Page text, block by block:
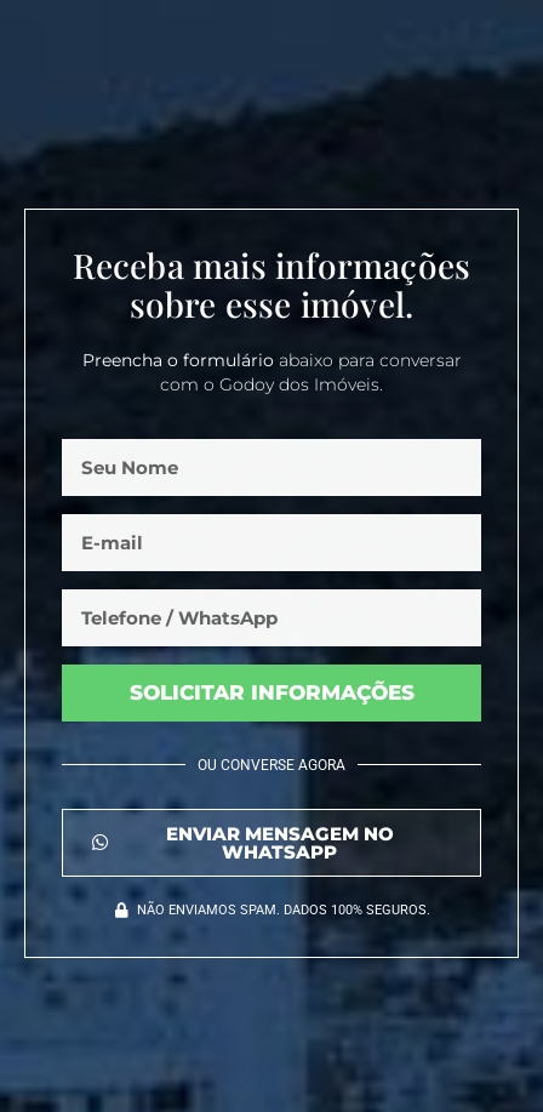
Receba mais informações
sobre esse imóvel.
Preencha o formulárioabaixo para conversar
com o Godoy dos Imóveis.
SOLICITAR INFORMAÇÕES
OU CONVERSE AGORA
ENVIAR MENSAGEM NO
WHATSAPP
NÃO ENVIAMOS SPAM. DADOS 100% SEGUROS.